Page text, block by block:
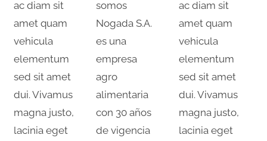
ac diam sit
amet quam
vehicula
elementum
sed sit amet
dui. Vivamus
magna justo,
lacinia eget
somos
Nogada S.A.
es una
empresa
agro
alimentaria
con 30 años
de vigencia
ac diam sit
amet quam
vehicula
elementum
sed sit amet
dui. Vivamus
magna justo,
lacinia eget